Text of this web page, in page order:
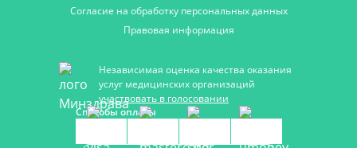
Согласие на обработку персональных данных
Правовая информация
Независимая оценка качества оказания
услуг медицинских организаций
участвовать в голосовании
Способы оплаты